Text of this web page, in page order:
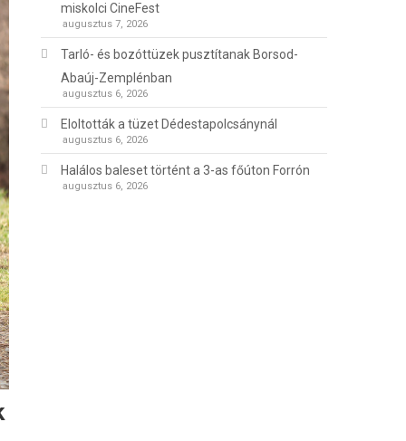
miskolci CineFest
augusztus 7, 2026
Tarló- és bozóttüzek pusztítanak Borsod-
Abaúj-Zemplénban
augusztus 6, 2026
Eloltották a tüzet Dédestapolcsánynál
augusztus 6, 2026
Halálos baleset történt a 3-as főúton Forrón
augusztus 6, 2026